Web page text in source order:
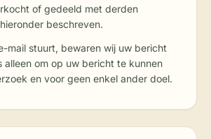
of gedeeld met derden
beschreven.
mail stuurt, bewaren wij uw bericht
alleen om op uw bericht te kunnen
en voor geen enkel ander doel.